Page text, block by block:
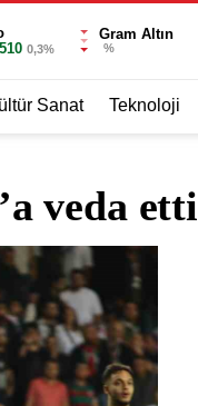
0,3%
Gram Altın
%
Sanat Teknoloji
veda etti